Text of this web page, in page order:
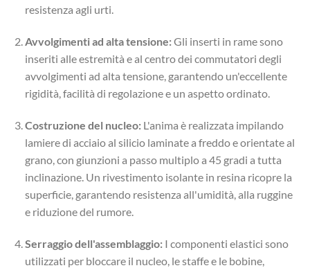
resistenza agli urti.
Avvolgimenti ad alta tensione:Gli inserti in rame sono
inseriti alle estremità e al centro dei commutatori degli
avvolgimenti ad alta tensione, garantendo un'eccellente
rigidità, facilità di regolazione e un aspetto ordinato.
Costruzione del nucleo:L'anima è realizzata impilando
lamiere di acciaio al silicio laminate a freddo e orientate al
grano, con giunzioni a passo multiplo a 45 gradi a tutta
inclinazione. Un rivestimento isolante in resina ricopre la
superficie, garantendo resistenza all'umidità, alla ruggine
e riduzione del rumore.
Serraggio dell'assemblaggio:I componenti elastici sono
utilizzati per bloccare il nucleo, le staffe e le bobine,